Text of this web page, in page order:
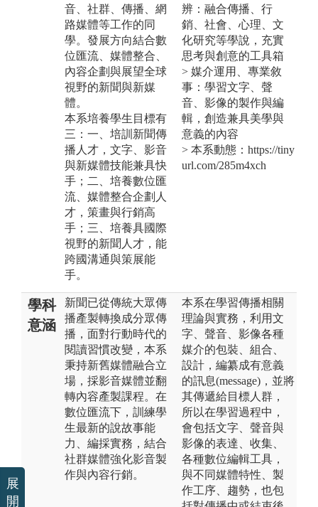
音、社群、傳播、網
路媒體等工作的同
學。發展方向結合數
位匯流、媒體整合、
內容企劃與展望全球
視野的新聞與新媒
體。
本系培養學生目標有
三：一、培訓新聞傳
播人才，文字、影音
與新媒體技能兼具快
手；二、培養數位匯
流、媒體整合企劃人
才，策畫與行銷高
手；三、培養具國際
視野的新聞人才，能
跨國溝通與策展能
手。
辨：融合傳播、行
銷、社會、心理、文
化研究等學說，充實
思考與創意的工具箱
> 媒介運用、專業敘
事：學習文字、聲
音、影像的製作與編
輯，創造兼具美學與
意義的內容
> 本系動態：https://tiny
url.com/285m4xch
學科
意涵
新聞已從傳統大眾傳
播產製轉換成分眾傳
播，面對行動時代的
閱讀習慣改變，本系
秉持新舊媒體融合立
場，採影音媒體並翻
轉內容產製課程。在
數位匯流下，訓練學
生最新的說故事能
力、編採實務，結合
社群媒體強化影音製
作與內容行銷。
本系在學習傳播相關
理論與實務，利用文
字、聲音、影像各種
媒介的包裝、組合、
設計，編纂成有意義
的訊息(message)，並將
其傳遞給目標人群，
所以在學習過程中，
會包括文字、聲音與
影像的表達、收集、
各種數位編輯工具，
與不同媒體特性、製
作工序、趨勢，也包
展
開